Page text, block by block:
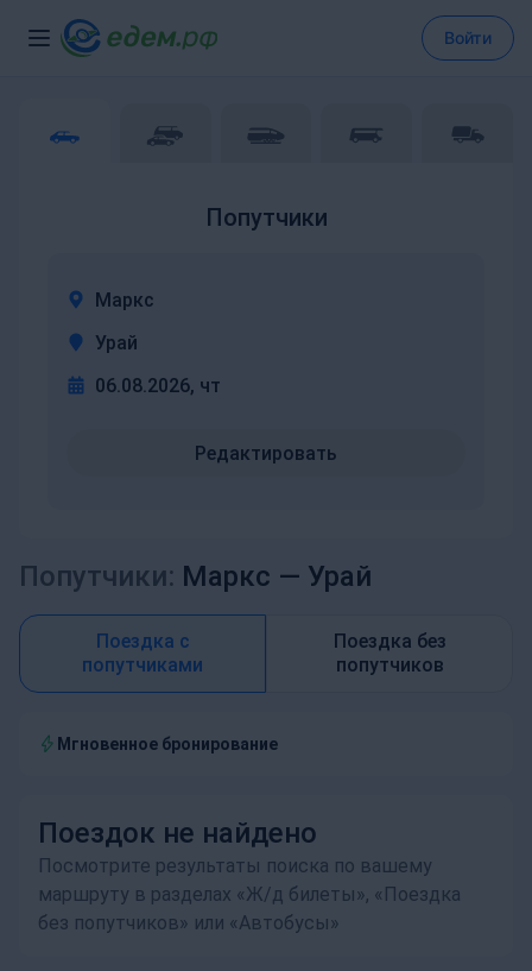
Войти
Попутчики
Маркс
Урай
06.08.2026, чт
Редактировать
Попутчики: Маркс — Урай
Поездка с
попутчиками
Поездка без
попутчиков
Мгновенное бронирование
Поездок не найдено
Посмотрите результаты поиска по вашему
маршруту в разделах «Ж/д билеты», «Поездка
без попутчиков» или «Автобусы»